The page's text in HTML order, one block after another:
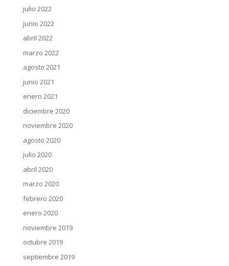
julio 2022
junio 2022
abril 2022
marzo 2022
agosto 2021
junio 2021
enero 2021
diciembre 2020
noviembre 2020
agosto 2020
julio 2020
abril 2020
marzo 2020
febrero 2020
enero 2020
noviembre 2019
octubre 2019
septiembre 2019